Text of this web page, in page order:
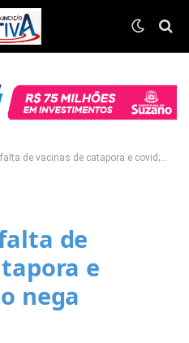
vacinas de catapora e covid; governo nega carência
de
e
nega